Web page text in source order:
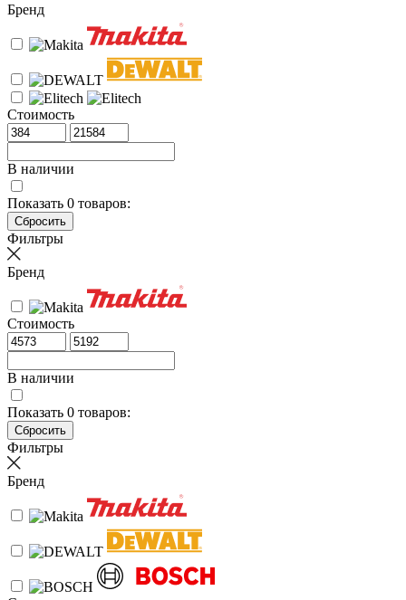
Бренд
Стоимость
В наличии
Показать 0 товаров:
Фильтры
Бренд
Стоимость
В наличии
Показать 0 товаров:
Фильтры
Бренд